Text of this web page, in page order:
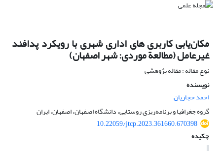
مکان‌یابی کاربری‏ های اداری شهری با رویکرد پدافند
غیرعامل (مطالعة موردی: شهر اصفهان)
نوع مقاله : مقاله پژوهشی
نویسنده
احمد حجاریان
گروه جغرافیا و برنامه‌ریزی روستایی، دانشگاه اصفهان، اصفهان، ایران
10.22059/jtcp.2023.361660.670398
چکیده